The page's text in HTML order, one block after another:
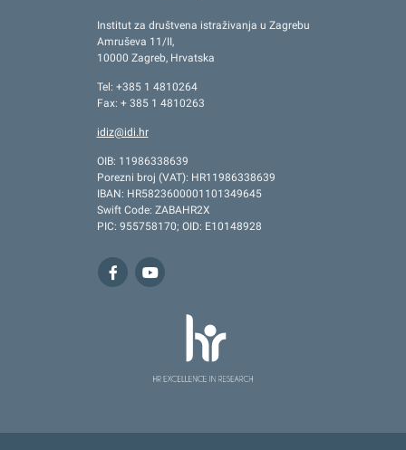
Institut za društvena istraživanja u Zagrebu
Amruševa 11/II,
10000 Zagreb, Hrvatska
Tel: +385 1 4810264
Fax: + 385 1 4810263
idiz@idi.hr
OIB: 11986338639
Porezni broj (VAT): HR11986338639
IBAN: HR5823600001101349645
Swift Code: ZABAHR2X
PIC: 955758170; OID: E10148928